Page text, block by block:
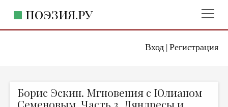
Вход| Регистрация
ПОЭЗИЯ.РУ
ЖАНРЫ
Борис Эскин. Мгновения с Юлианом
Семеновым. Часть 3. Ляндресы и